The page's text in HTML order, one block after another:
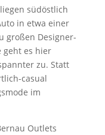
südöstlich
in etwa einer
großen Designer-
geht es hier
zu. Statt
casual
im
Outlets